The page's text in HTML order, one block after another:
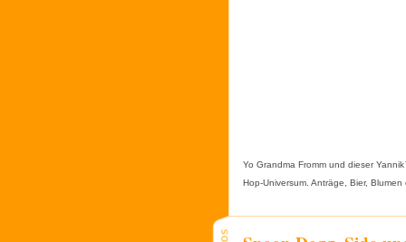
Yo Grandma Fromm und dieser
Hop-Universum. Anträge, Bier,